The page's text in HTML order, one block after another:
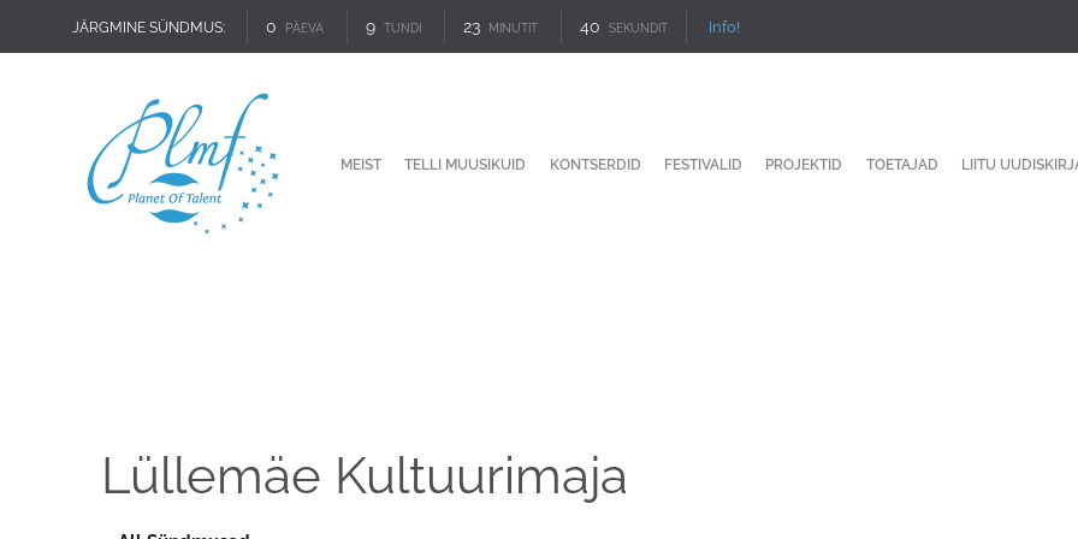
JÄRGMINE SÜNDMUS: 0 PÄEVA 9 TUNDI 23 MINUTIT 40 SEKUNDIT Info!
MEIST TELLI MUUSIKUID KONTSERDID FESTIVALID PROJEKTID TOETAJAD LIITU
Lüllemäe Kultuurimaja